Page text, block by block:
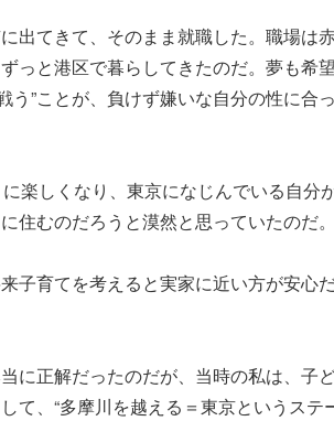
出てきて、そのまま就職した。職場は
っと港区で暮らしてきたのだ。夢も希望
”ことが、負けず嫌いな自分の性に合
楽しくなり、東京になじんでいる自分
住むのだろうと漠然と思っていたのだ。
子育てを考えると実家に近い方が安心
に正解だったのだが、当時の私は、子
て、“多摩川を越える＝東京というステ